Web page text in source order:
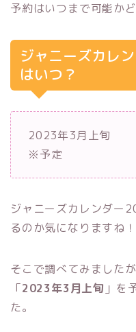
予約はいつまで可能か
ジャニーズカレ
はいつ？
2023年3月上旬
※予定
ジャニーズカレンダー
るのか気になりますね！
そこで調べてみました
「2023年3月上旬 」を
た。